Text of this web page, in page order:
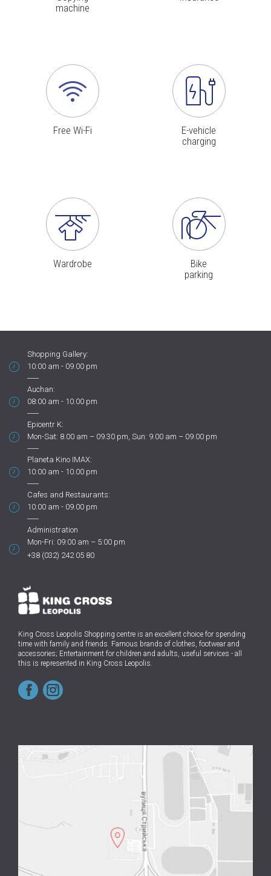
machine
Free Wi-Fi
E-vehicle
charging
Wardrobe
Bike
parking
Shopping Gallery:
10:00 am - 09.00 pm
Auchan:
08:00 am - 10.00 pm
Epicentr K:
Mon-Sat: 8.00 am – 09.30 pm, Sun: 9.00 am – 09.00 pm
Planeta Kino IMAX:
10:00 am - 10.00 pm
Cafes and Restaurants:
10:00 am - 09.00 pm
Administration
Mon-Fri: 09:00 am – 5:00 pm
+38 (032) 242 05 80
King Cross Leopolis Shopping centre is an excellent choice for spending
time with family and friends. Famous brands of clothes, footwear and
accessories; Entertainment for children and adults, useful services - all
this is represented in King Cross Leopolis.